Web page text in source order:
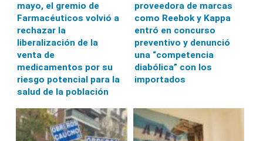
mayo, el gremio de
Farmacéuticos volvió a
rechazar la
liberalización de la
venta de
medicamentos por su
riesgo potencial para la
salud de la población
proveedora de marcas
como Reebok y Kappa
entró en concurso
preventivo y denunció
una “competencia
diabólica” con los
importados